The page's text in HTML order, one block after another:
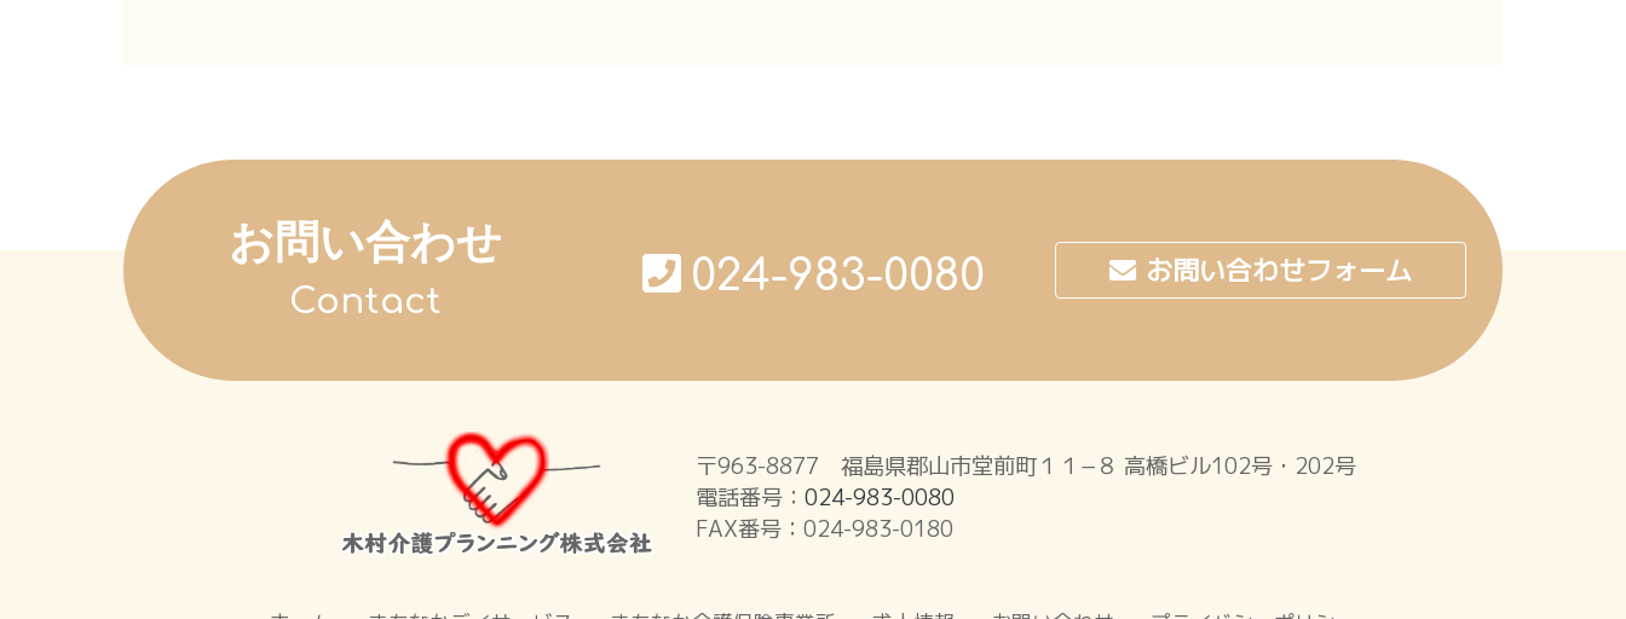
お問い合わせ
Contact 024-983-0080 お問い合わせフォーム
〒963-8877 福島県郡山市堂前町１１−８ 高橋ビル102号・202号
電話番号： 024-983-0080
FAX番号：024-983-0180